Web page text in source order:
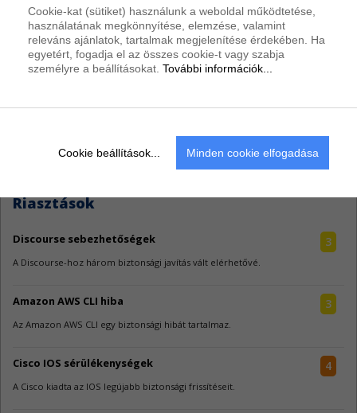
Hogyan szolgálja az MI a kiberbűnözőket?
Riasztások
3
Discourse sebezhetőségek
A Discourse-hoz három biztonsági javítás vált elérhetővé.
3
Amazon AWS CLI hiba
Az Amazon AWS CLI egy biztonsági hibát tartalmaz.
4
Cisco IOS sérülékenységek
A Cisco kiadta az IOS legújabb biztonsági frissítéseit.
Cookie-kat (sütiket) használunk a weboldal működtetése,
használatának megkönnyítése, elemzése, valamint
releváns ajánlatok, tartalmak megjelenítése érdekében. Ha
egyetért, fogadja el az összes cookie-t vagy szabja
személyre a beállításokat. További információk...
Cookie beállítások... Minden cookie elfogadása